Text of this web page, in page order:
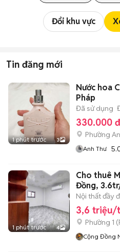
Đổi khu vực
Tin đăng mới
1 phút trước 3
Nước hoa
Pháp
Đã sử dụng
330.000 đ
Phường
Anh Thư
1 phút trước 4
Cho thuê
Đồng,
Nội thất đầy
3,6 triệu/
Phường 1 (
Cộng Đồng